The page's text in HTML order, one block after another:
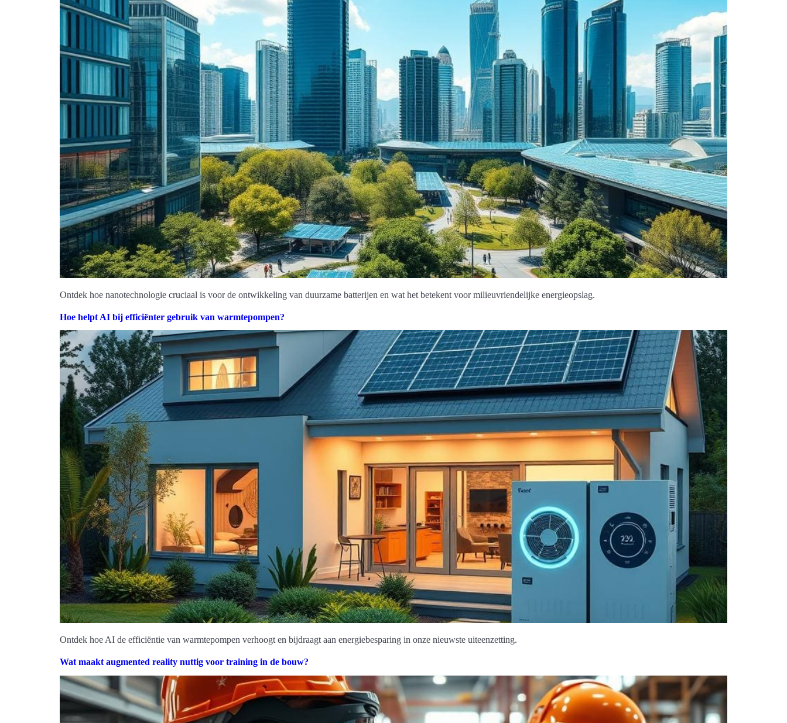
Ontdek hoe nanotechnologie cruciaal is voor de ontwikkeling van duurzame batterijen en wat het betekent voor milieuvriendelijke energieopslag.
Hoe helpt AI bij efficiënter gebruik van warmtepompen?
Ontdek hoe AI de efficiëntie van warmtepompen verhoogt en bijdraagt aan energiebesparing in onze nieuwste uiteenzetting.
Wat maakt augmented reality nuttig voor training in de bouw?